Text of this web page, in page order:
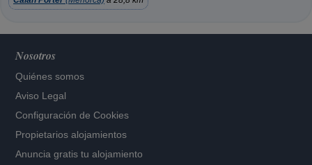
Nosotros
Quiénes somos
Aviso Legal
Configuración de Cookies
Propietarios alojamientos
Anuncia gratis tu alojamiento